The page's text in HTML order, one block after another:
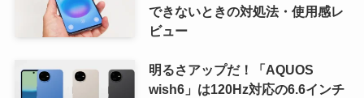
できないときの対処法・使用感レ
ビュー
明るさアップだ！「AQUOS
wish6」は120Hz対応の6.6インチ